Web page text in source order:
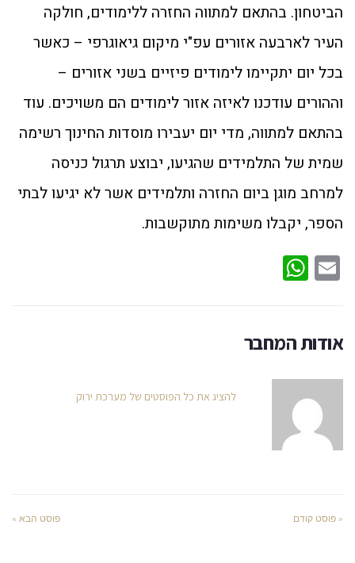
הביטחון. בהתאם למתווה החזרה ללימודים, חולקה
העיר לארבעה אזורים עפ"י מיקום גיאוגרפי – כאשר
בכל יום יתקיימו לימודים פיזיים בשני אזורים –
וההורים עודכנו לאיזה אזור לימודים הם משויכים. עוד
בהתאם למתווה, מדי יום יעבירו מוסדות החינוך רשימה
שמית של התלמידים שהגיעו, יבוצע תרגול כניסה
למרחב מוגן ביום החזרה ותלמידים אשר לא יגיעו לבתי
הספר, יקבלו משימות מתוקשבות.
Email
אודות המחבר
להציג את כל הפוסטים של מערכת ירוק
« פוסט קודם פוסט הבא »